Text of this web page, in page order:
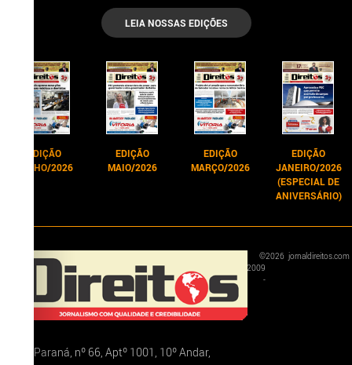
LEIA NOSSAS EDIÇÕES
EDIÇÃO
JUNHO/2026
EDIÇÃO
MAIO/2026
EDIÇÃO
MARÇO/2026
EDIÇÃO
JANEIRO/2026
(ESPECIAL DE
ANIVERSÁRIO)
Rua Paraná, nº 66, Aptº 1001, 10º Andar,
©
2009
-
2026 jornaldireitos.com